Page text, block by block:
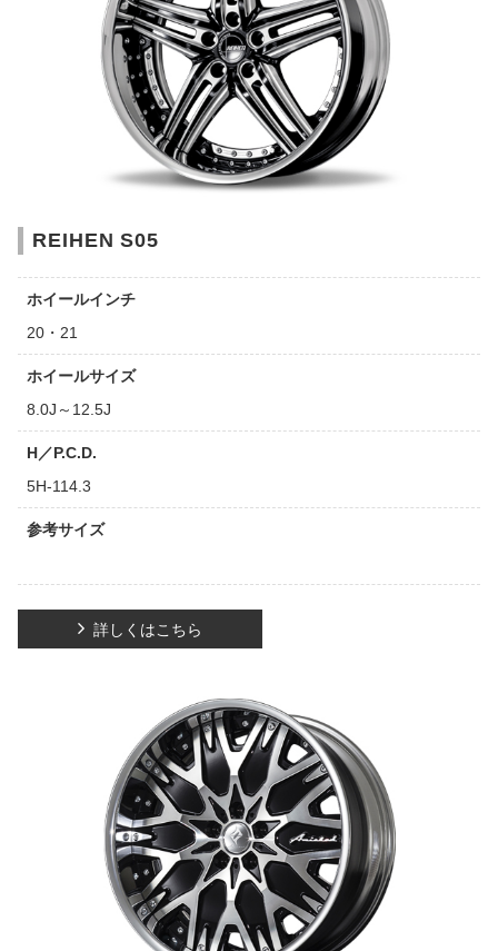
REIHEN S05
ホイールインチ
20・21
ホイールサイズ
8.0J～12.5J
H／P.C.D.
5H-114.3
参考サイズ
詳しくはこちら